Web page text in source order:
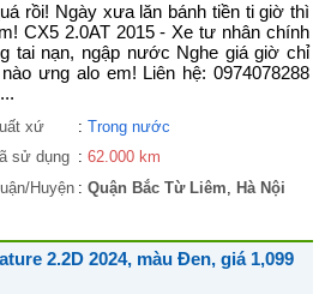
rồi! Ngày xưa lăn bánh tiền ti giờ thì
CX5 2.0AT 2015 - Xe tư nhân chính
tai nạn, ngập nước Nghe giá giờ chỉ
ưng alo em! Liên hệ: 0974078288
xứ : Trong nước
sử dụng : 62.000 km
Huyện : Quận Bắc Từ Liêm, Hà Nội
2.2D 2024, màu Đen, giá 1,099